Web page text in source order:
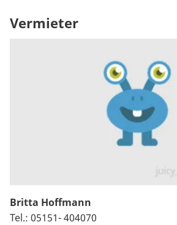
Vermieter
Britta Hoffmann
Tel.: 05151- 404070